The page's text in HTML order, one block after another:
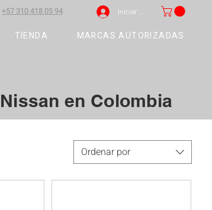
+57 310 418 05 94 Iniciar sesión
TIENDA MARCAS AUTORIZADAS
Nissan en Colombia
Ordenar por